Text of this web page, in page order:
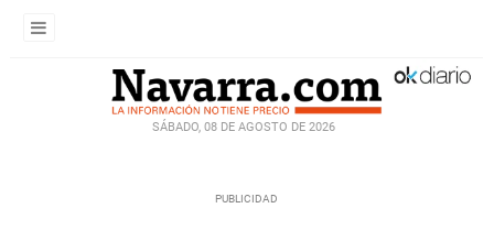
SÁBADO, 08 DE AGOSTO DE 2026